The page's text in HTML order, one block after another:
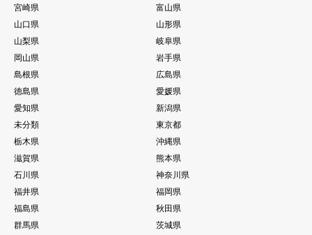
宮崎県
富山県
山口県
山形県
山梨県
岐阜県
岡山県
岩手県
島根県
広島県
徳島県
愛媛県
愛知県
新潟県
未分類
東京都
栃木県
沖縄県
滋賀県
熊本県
石川県
神奈川県
福井県
福岡県
福島県
秋田県
群馬県
茨城県